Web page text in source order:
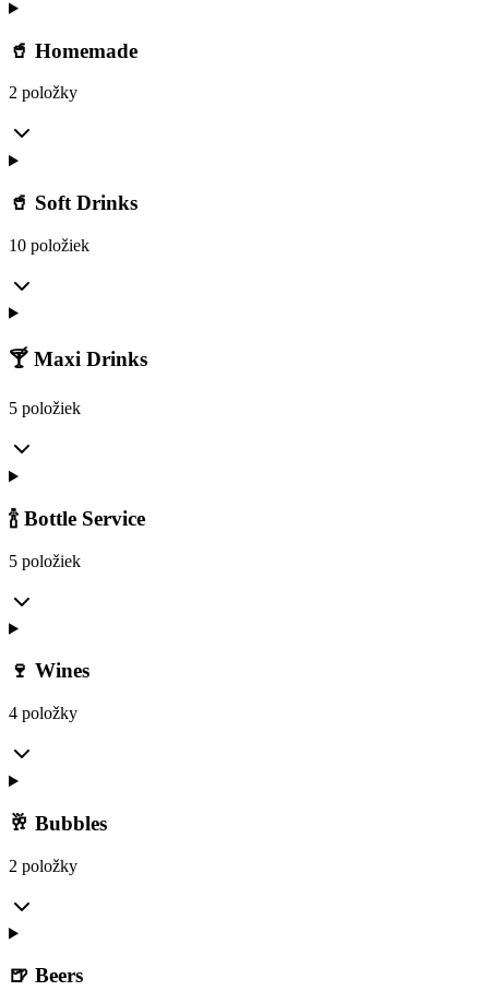
🥤 Homemade
2 položky
🥤 Soft Drinks
10 položiek
🍸 Maxi Drinks
5 položiek
🍾 Bottle Service
5 položiek
🍷 Wines
4 položky
🥂 Bubbles
2 položky
🍺 Beers